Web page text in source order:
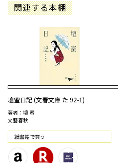
関連する本棚
壇蜜日記 (文春文庫 た 92-1)
著者：壇 蜜
文藝春秋
紙書籍で買う